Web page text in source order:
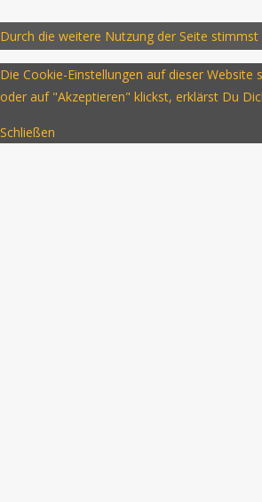
Durch die weitere Nutzung der Seite
Die Cookie-Einstellungen auf dieser
oder auf "Akzeptieren" klickst, erklärst Du
Schließen